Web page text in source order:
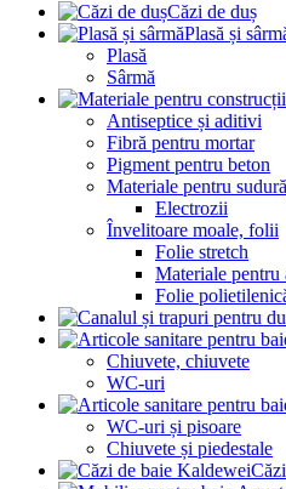
Căzi de duș
Plasă și
Plasă
Sârmă
Antiseptice și aditivi
Fibră pentru mortar
Pigment pentru beton
Materiale pentru sudură
Electrozii
Învelitoare moale, folii
Folie stretch
Materiale pentru
Folie
Chiuvete, chiuvete
WC-uri
WC-uri și pisoare
Chiuvete și piedestale